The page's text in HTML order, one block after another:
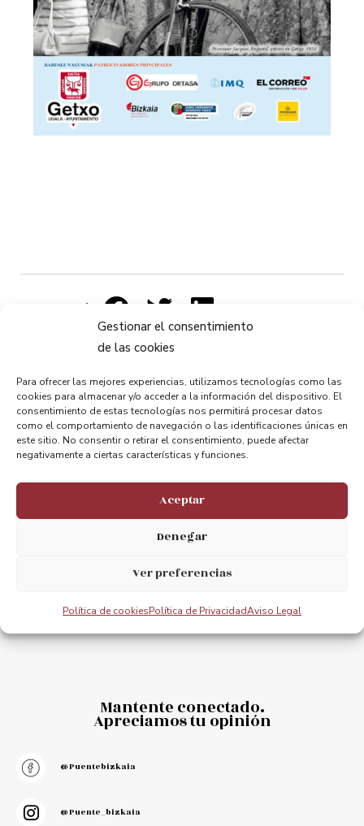
Gestionar el consentimiento
de las cookies
Para ofrecer las mejores experiencias, utilizamos tecnologías como las
cookies para almacenar y/o acceder a la información del dispositivo. El
consentimiento de estas tecnologías nos permitirá procesar datos
como el comportamiento de navegación o las identificaciones únicas en
este sitio. No consentir o retirar el consentimiento, puede afectar
negativamente a ciertas características y funciones.
Aceptar
Denegar
Ver preferencias
Política de cookiesPolítica de PrivacidadAviso Legal
Compartir:
ANTERIOR
TRANSBORDADOR DE VIZCAYA SLren EZOHIKO JAKINARAZPENA
PRÓXIMO
Mantente conectado.
Apreciamos tu opinión
@puentebizkaia
@puente_bizkaia